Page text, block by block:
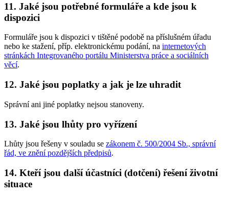
11. Jaké jsou potřebné formuláře a kde jsou k
dispozici
Formuláře jsou k dispozici v tištěné podobě na příslušném úřadu
nebo ke stažení, příp. elektronickému podání, na internetových
stránkách Integrovaného portálu Ministerstva práce a sociálních
věcí.
12. Jaké jsou poplatky a jak je lze uhradit
Správní ani jiné poplatky nejsou stanoveny.
13. Jaké jsou lhůty pro vyřízení
Lhůty jsou řešeny v souladu se zákonem č. 500/2004 Sb., správní
řád, ve znění pozdějších předpisů.
14. Kteří jsou další účastníci (dotčení) řešení životní
situace